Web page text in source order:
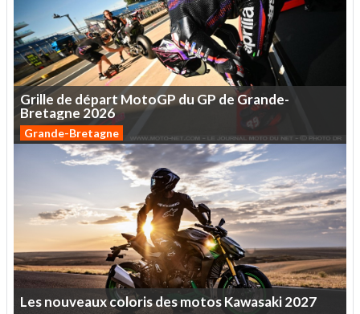
Grille de départ MotoGP duGPdeGrande-
Bretagne 2026
Grande-Bretagne
LesnouveauxcolorisdesmotosKawasaki2027